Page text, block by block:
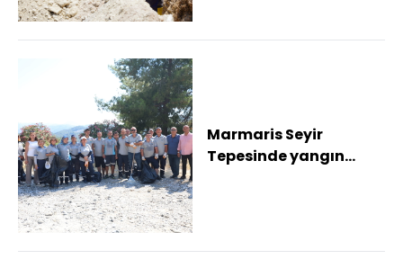
Marmaris Seyir
Tepesinde yangın